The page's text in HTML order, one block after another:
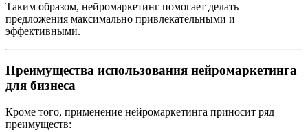
Таким образом, нейромаркетинг помогает делать
предложения максимально привлекательными и
эффективными.
Преимущества использования нейромаркетинга
для бизнеса
Кроме того, применение нейромаркетинга приносит ряд
преимуществ: